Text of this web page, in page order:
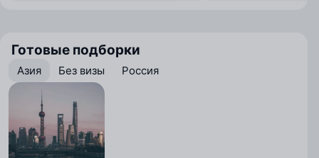
Готовые подборки
Азия Без визы Россия